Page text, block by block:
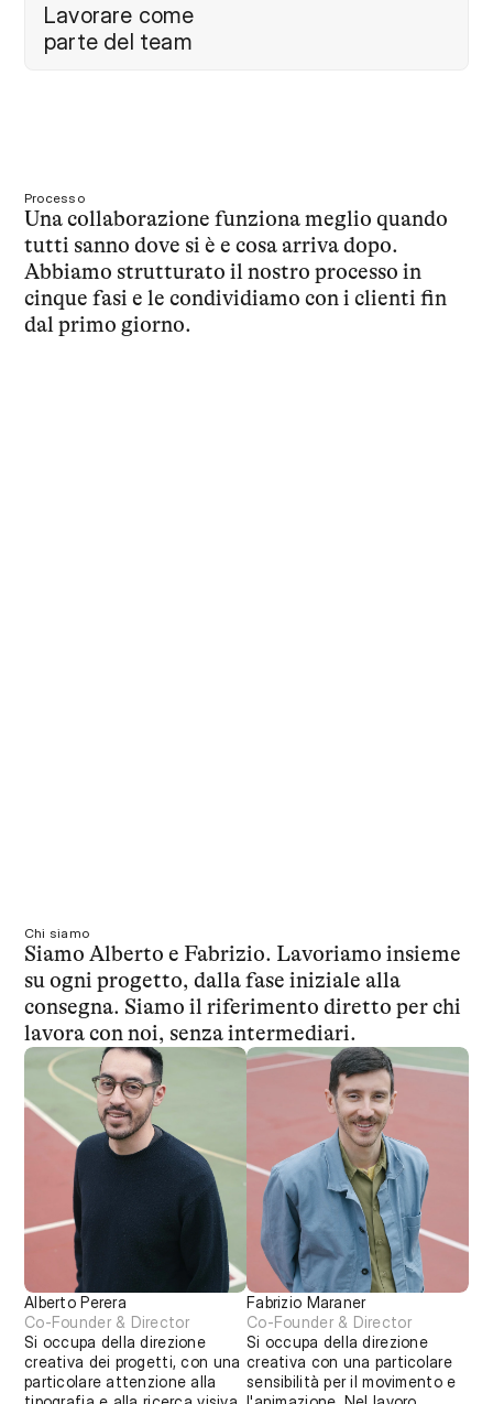
Lavorare come
parte del team
Processo
Una collaborazione funziona meglio quando
tutti sanno dove si è e cosa arriva dopo.
Abbiamo strutturato il nostro processo in
cinque fasi e le condividiamo con i clienti fin
dal primo giorno.
Chi siamo
Siamo Alberto e Fabrizio. Lavoriamo insieme
su ogni progetto, dalla fase iniziale alla
consegna. Siamo il riferimento diretto per chi
lavora con noi, senza intermediari.
Alberto Perera
Co-Founder & Director
Si occupa della direzione
creativa dei progetti, con una
particolare attenzione alla
Fabrizio Maraner
Co-Founder & Director
Si occupa della direzione
creativa con una particolare
sensibilità per il movimento e